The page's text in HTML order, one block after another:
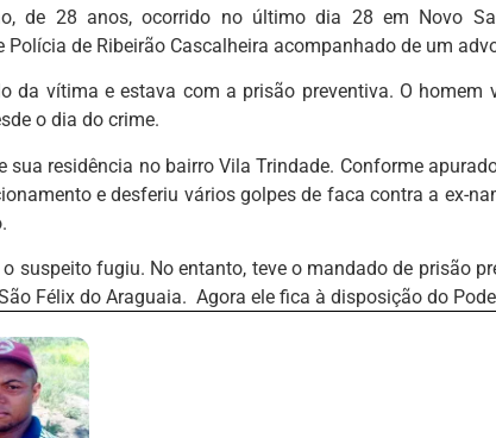
de 28 anos, ocorrido no último dia 28 em Novo
Polícia de Ribeirão Cascalheira acompanhado de um
da vítima e estava com a prisão preventiva. O homem
o dia do crime.
residência no bairro Vila Trindade. Conforme
e desferiu vários golpes de faca contra a ex-
suspeito fugiu. No entanto, teve o mandado de prisão
Félix do Araguaia. Agora ele fica à disposição do